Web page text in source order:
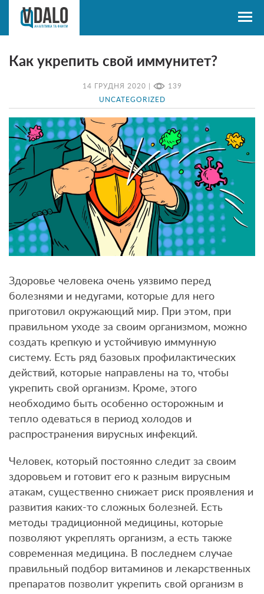
14 ГРУДНЯ 2020 | 139
UNCATEGORIZED
Как укрепить свой иммунитет?
Здоровье человека очень уязвимо перед
болезнями и недугами, которые для него
приготовил окружающий мир. При этом, при
правильном уходе за своим организмом, можно
создать крепкую и устойчивую иммунную
систему. Есть ряд базовых профилактических
действий, которые направлены на то, чтобы
укрепить свой организм. Кроме, этого
необходимо быть особенно осторожным и
тепло одеваться в период холодов и
распространения вирусных инфекций.
Человек, который постоянно следит за своим
здоровьем и готовит его к разным вирусным
атакам, существенно снижает риск проявления и
развития каких-то сложных болезней. Есть
методы традиционной медицины, которые
позволяют укреплять организм, а есть также
современная медицина. В последнем случае
правильный подбор витаминов и лекарственных
препаратов позволит укрепить свой организм в